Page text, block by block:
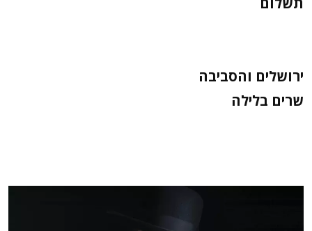
ירושלים והסביבה
שרים בלילה